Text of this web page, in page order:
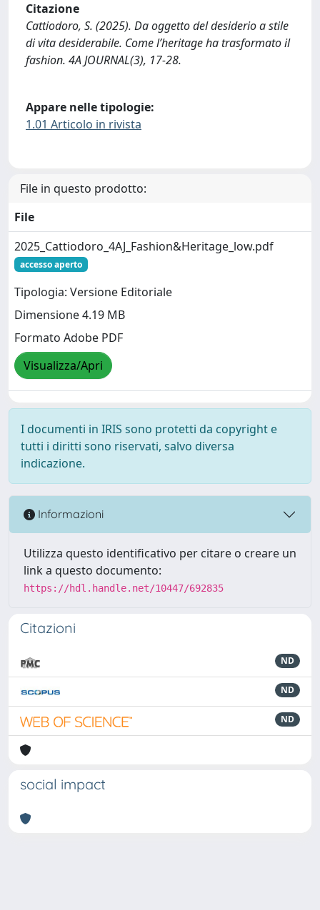
Citazione
Cattiodoro, S. (2025). Da oggetto del desiderio a stile
di vita desiderabile. Come l’heritage ha trasformato il
fashion. 4A JOURNAL(3), 17-28.
Appare nelle tipologie:
1.01 Articolo in rivista
File in questo prodotto:
File
2025_Cattiodoro_4AJ_Fashion&Heritage_low.pdf
accesso aperto
Tipologia: Versione Editoriale
Dimensione 4.19 MB
Formato Adobe PDF
Visualizza/Apri
I documenti in IRIS sono protetti da copyright e
tutti i diritti sono riservati, salvo diversa
indicazione.
Informazioni
Utilizza questo identificativo per citare o creare un
link a questo documento:
https://hdl.handle.net/10447/692835
Citazioni
ND
ND
ND
social impact